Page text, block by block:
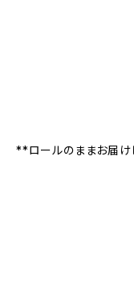
**ロールのままお届け